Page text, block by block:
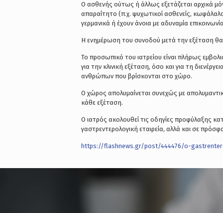
Ο ασθενής ούτως ή άλλως εξετάζεται αρχικά
απαραίτητο (π.χ. ψυχωτικοί ασθενείς,
γερμανικά ή έχουν άνοια με αδυναμία
Η ενημέρωση του συνοδού μετά την εξέταση θα
Το προσωπικό του ιατρείου είναι πλήρως
για την κλινική εξέταση, όσο και για τη
ανθρώπων που βρίσκονται στο χώρο.
Ο χώρος απολυμαίνεται συνεχώς με
κάθε εξέταση.
Ο ιατρός ακολουθεί τις οδηγίες προφύλαξης
γαστρεντερολογική εταιρεία, αλλά και σε
https://flashnews.gr/post/444476/o-